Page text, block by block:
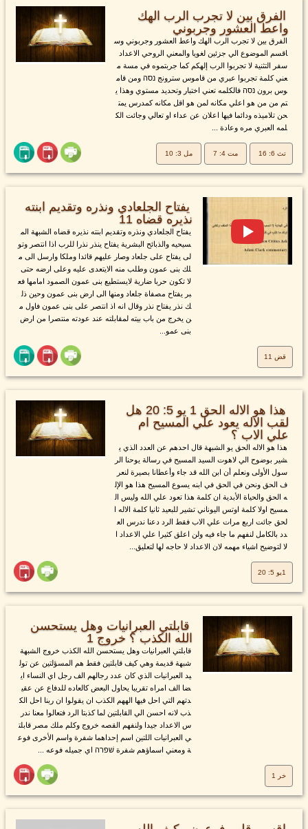
الفرق بين لا تجرب الرب الهك
واعط العشور وجربوني
الفرق بين لا تجرب الرب الهك واعط العشور وجربوني وس
اقسم الموضوع الي جزئين لغويا والمعني الروحي الاعداد
سفر التثنية لا تجربوا الرب إلهكم كما جربتموه في مسة م
عني كلمة تجربوا عبري من قاموس سترونج נסה ومن قام
وس برون נסה فالكلمه تعني اختبار وتحديد مستوي وهذا ي
تم من من هو اعلي مكانه لمن هو اقل مكانه كمدرس يمت
حن تلاميذه ودائما فيها اعلان عن عداء او تعالي وجائت الك
لمه العبري مره وعادة ...
تث 6: 16 مت 4: 7 مل 3: 10
يفتاح الجلعادي ونذره وتقديم ابنته
نذيره قضاه 11
يفتاح الجلعادي ونذره وتقديم ابنته نذيره قضاه الشبهة الم
سيحيه والذبائح البشرية يفتاح ينذر نذرا للرب اذا انتصر وتو
لى يفتاح على جلعاد وصار عليهم قائدا وملكا وارسل الى م
لك بنى عمون وطلب منه الايتعدى عليه وعلى ارضه حتى
لا تكون حربا ضارية لايستطيع بنى عمون الصمود امامها فع
بر يفتاح مصفاة جلعاد ومنها الى ارض بنى عمون وحين ذل
ك نذر يفتاح نذر وقال انه اذ انتصر على بنى عمون فاول م
ن يخرج من باب بيته لمقابلته عند عودته منتصرا من ارض
بنى عمو...
قض 11
هذا هو الاله الحق 1 يو 5: 20 هل
لقب الاله يعود علي المسيح ام
علي الاب ؟
هذا هو الاله الحق يو الشبهة قال احدهم عن العدد الذي ي
شير بوضوح الي لاهوت السيد المسيح في رسالة يوحنا الر
سول الأولى ونعلم أن ابن الله قد جاء وأعطانا بصيرة لنعر
ف الحق ونحن في الحق في ابنه يسوع المسيح هذا هو الإل
ه الحق والحياة الأبدية ان كلمة هذا تعود علي الله وليس ال
مسيح اولا كلمة اوتس اليوناني تشير للبعيد ثانيا كلمة الاله ا
لحق جائت اربع مرات علي الاب فقط الرد دعنا ندرس الع
دد بالكامل لنفهم ما جاء فيه ولن اعلق كثيرا علي الاعداد ا
لا لتوضيح اشياء مهمه لان الاعداد لا حاجه لها لتعليق...
1يو 5: 20
قابلتي العبرانيات وهل يستحسن
الله الكذب ؟ خروج 1
قابلتي العبرانيات وهل يستحسن الله الكذب خروج الشبهة
شبهة قديمة وهي كيف قابلتين فقط هم المسؤلتين عن تول
يد العبرانيات الذي كان عدد رجالهم الف رجل اي النساء اي
ضا الف امراه تقريبا يحاول البعض كالعاده للدفاع عن عقي
دتهم التي احل فيها الههم الكذب ان يقولوا ان ربنا احل الك
ذب لانه احسن الي القابلتين لما كذبتا الرد فتعالوا معنا ندر
س الاعداد جيدا ولنفهم القصه خروج وكلم ملك مصر قابلت
ي العبرانيات اللتين اسم إحداهما شفرة واسم الأخرى فوع
ة ومعني اسماؤهم شفرة שׁפרה اي جميله فوعه ...
خر 1